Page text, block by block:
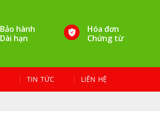
Bảo hành
Dài hạn
Hóa đơn
Chứng từ
TIN TỨC LIÊN HỆ